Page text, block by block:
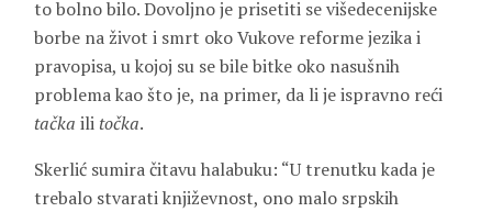
to bolno bilo. Dovoljno je prisetiti se višedecenijske
borbe na život i smrt oko Vukove reforme jezika i
pravopisa, u kojoj su se bile bitke oko nasušnih
problema kao što je, na primer, da li je ispravno reći
tačka ili točka.
Skerlić sumira čitavu halabuku: “U trenutku kada je
trebalo stvarati književnost, ono malo srpskih